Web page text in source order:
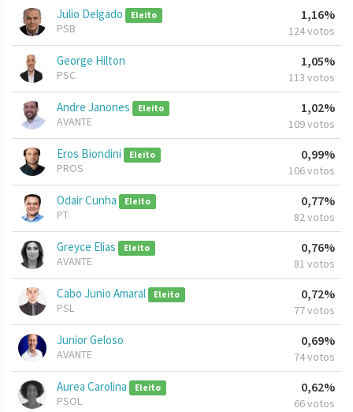
Julio Delgado Eleito
PSB
1,16%
124 votos
George Hilton
PSC
1,05%
113 votos
Andre Janones Eleito
AVANTE
1,02%
109 votos
Eros Biondini Eleito
PROS
0,99%
106 votos
Odair Cunha Eleito
PT
0,77%
82 votos
Greyce Elias Eleito
AVANTE
0,76%
81 votos
Cabo Junio Amaral Eleito
PSL
0,72%
77 votos
Junior Geloso
AVANTE
0,69%
74 votos
Aurea Carolina Eleito
PSOL
0,62%
66 votos